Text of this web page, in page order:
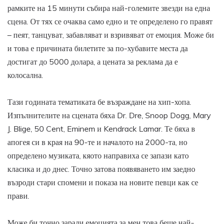
рамките на 15 минути събира най-големите звезди на една
сцена. От тях се очаква само едно и те определено го правят
– пеят, танцуват, забавляват и взривяват от емоция. Може би
и това е причината билетите за по-хубавите места да
достигат до 5000 долара, а цената за реклама да е
колосална.
Тази годината тематиката бе възраждане на хип-хопа.
Изпълнителите на сцената бяха Dr. Dre, Snoop Dogg, Mary
J. Blige, 50 Cent, Eminem и Kendrack Lamar. Те бяха в
апогея си в края на 90-те и началото на 2000-та, но
определено музиката, кяото направиха се запази като
класика и до днес. Точно затова появяването им заедно
възроди стари спомени и показа на новите певци как се
прави.